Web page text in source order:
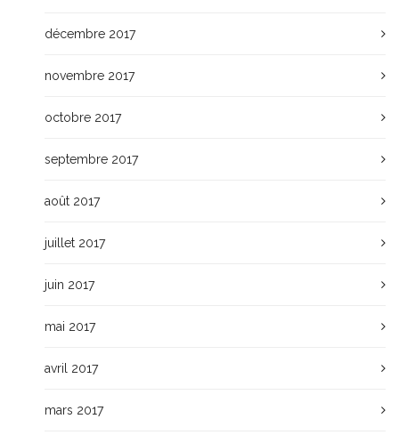
décembre 2017
novembre 2017
octobre 2017
septembre 2017
août 2017
juillet 2017
juin 2017
mai 2017
avril 2017
mars 2017